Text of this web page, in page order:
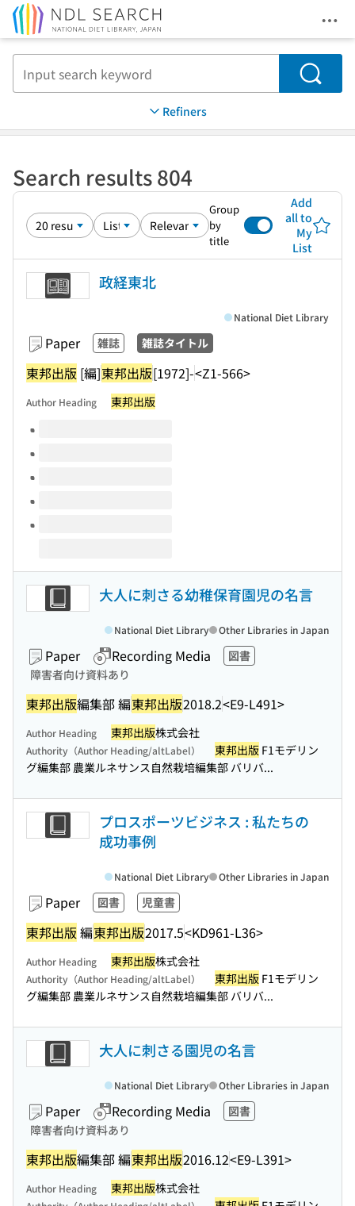
Search
Refiners
Search results 804
Group
by
title
Add
all to
My
List
政経東北
Paper 雑誌 雑誌タイトル
東邦出版 [編]東邦出版[1972]-<Z1-566>
National Diet Library
Author Heading 東邦出版
Volumes of this title
大人に刺さる幼稚保育園児の名言
Paper Recording Media
図書
障害者向け資料あり
東邦出版編集部 編東邦出版2018.2<E9-L491>
National Diet Library Other Libraries in Japan
Author Heading 東邦出版株式会社
Authority（Author Heading/altLabel） 東邦出版 F1モデリン
グ編集部 農業ルネサンス自然栽培編集部 バリバ...
プロスポーツビジネス : 私たちの
成功事例
Paper 図書 児童書
東邦出版 編東邦出版2017.5<KD961-L36>
National Diet Library Other Libraries in Japan
Author Heading 東邦出版株式会社
Authority（Author Heading/altLabel） 東邦出版 F1モデリン
グ編集部 農業ルネサンス自然栽培編集部 バリバ...
大人に刺さる園児の名言
Paper Recording Media
図書
障害者向け資料あり
東邦出版編集部 編東邦出版2016.12<E9-L391>
National Diet Library Other Libraries in Japan
Author Heading 東邦出版株式会社